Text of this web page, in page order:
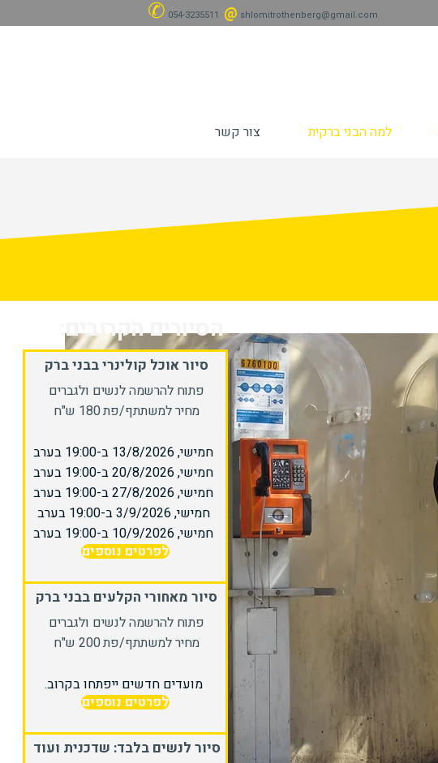
✆ 054-3235511 @ shlomitrothenberg@gmail.com
למה הבני ברקית צור קשר
הסיורים הקרובים:
סיור אוכל קולינרי בבני ברק
פתוח להרשמה לנשים ולגברים
מחיר למשתתף/פת 180 ש"ח
חמישי, 13/8/2026 ב-19:00 בערב
חמישי, 20/8/2026 ב-19:00 בערב
חמישי, 27/8/2026 ב-19:00 בערב
חמישי, 3/9/2026 ב-19:00 בערב
חמישי, 10/9/2026 ב-19:00 בערב
לפרטים נוספים
סיור מאחורי הקלעים בבני ברק
פתוח להרשמה לנשים ולגברים
מחיר למשתתף/פת 200 ש"ח
מועדים חדשים ייפתחו בקרוב.
לפרטים נוספים
סיור לנשים בלבד: שדכנית ועוד